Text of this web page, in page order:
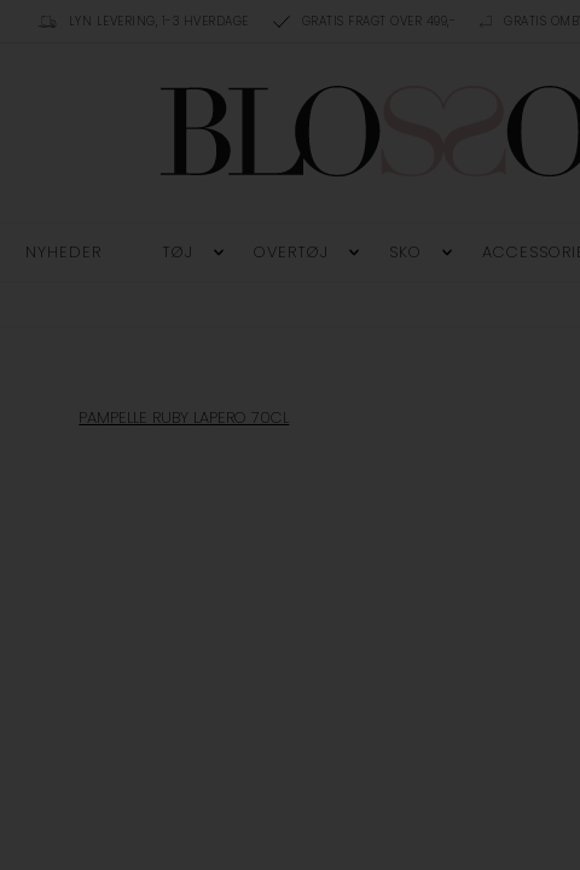
LYN LEVERING, 1-3 HVERDAGE GRATIS FRAGT OVER 499,- GRATIS
NYHEDER TØJ OVERTØJ SKO